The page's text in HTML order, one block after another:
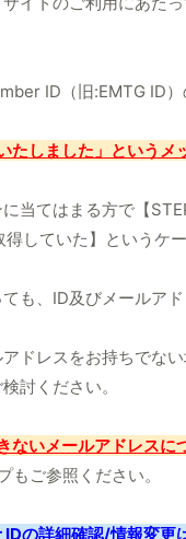
ID（旧:EMTG ID）
たしました」という
当てはまる方で【
していた】というケー
も、ID及びメールア
ドレスをお持ちでな
討ください。
ないメールアドレスに
もご参照ください。
の詳細確認/情報変更